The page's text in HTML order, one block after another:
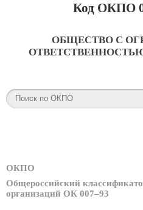
Код ОКПО
ОБЩЕСТВО С
ОКПО
Общероссийский
организаций ОК 007–93